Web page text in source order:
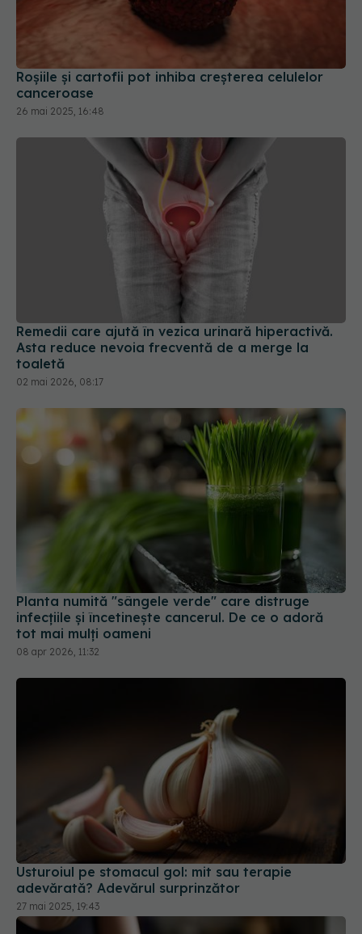
Roșiile și cartofii pot inhiba creșterea celulelor
canceroase
26 mai 2025, 16:48
Remedii care ajută în vezica urinară hiperactivă.
Asta reduce nevoia frecventă de a merge la
toaletă
02 mai 2026, 08:17
Planta numită "sângele verde" care distruge
infecțiile și încetinește cancerul. De ce o adoră
tot mai mulți oameni
08 apr 2026, 11:32
Usturoiul pe stomacul gol: mit sau terapie
adevărată? Adevărul surprinzător
27 mai 2025, 19:43